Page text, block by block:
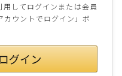
してログインまたは会員
ウントでログイン」ボ